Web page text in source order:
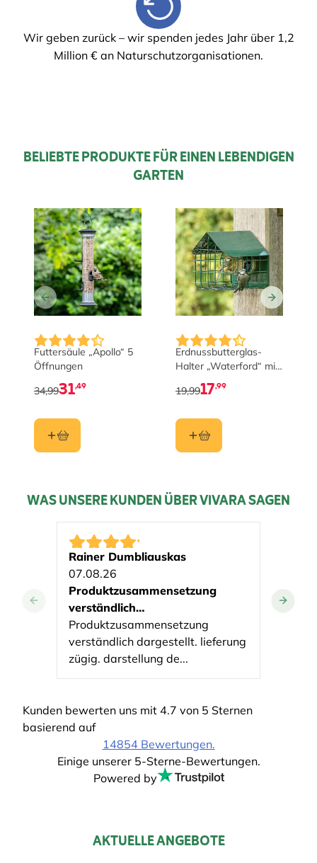
Wir geben zurück – wir spenden jedes Jahr über 1,2
Million € an Naturschutzorganisationen.
BELIEBTE PRODUKTE FÜR EINEN LEBENDIGEN
GARTEN
Futtersäule „Apollo“ 5
Öffnungen
31,49
34,99
Erdnussbutterglas-
Halter „Waterford“ mit
Schutzkappe
17,99
19,99
WAS UNSERE KUNDEN ÜBER VIVARA SAGEN
Rainer Dumbliauskas
07.08.26
Produktzusammensetzung
verständlich…
Produktzusammensetzung
verständlich dargestellt. lieferung
zügig. darstellung de...
Nach
Kunden bewerten uns mit 4.7 von 5 Sternen
basierend auf
14854 Bewertungen.
Einige unserer 5-Sterne-Bewertungen.
Powered by
AKTUELLE ANGEBOTE